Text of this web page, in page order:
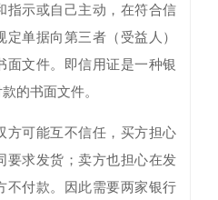
指示或自己主动，在符合信
单据向第三者（受益人）
面文件。即信用证是一种银
的书面文件。
方可能互不信任，买方担心
要求发货；卖方也担心在发
不付款。因此需要两家银行